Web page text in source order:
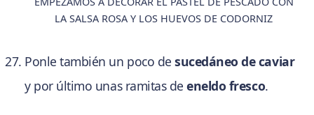
LA SALSA ROSA Y LOS HUEVOS DE CODORNIZ
Ponle también un poco desucedáneo de caviar
y por último unas ramitas deeneldo fresco.